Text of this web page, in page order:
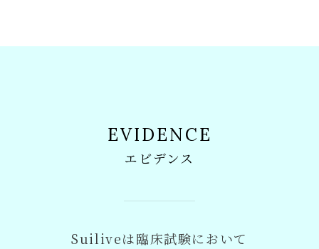
EVIDENCE
エビデンス
Suiliveは臨床試験において